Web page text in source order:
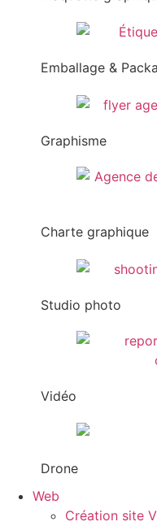
Emballage &
Graphisme
Charte graphique
Studio photo
Vidéo
Drone
Web
Création site